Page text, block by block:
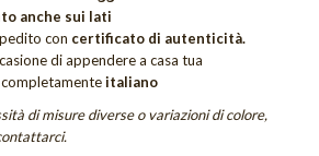
anche sui lati
con certificato di autenticità.
di appendere a casa tua
completamenteitaliano
di misure diverse o variazioni di colore,